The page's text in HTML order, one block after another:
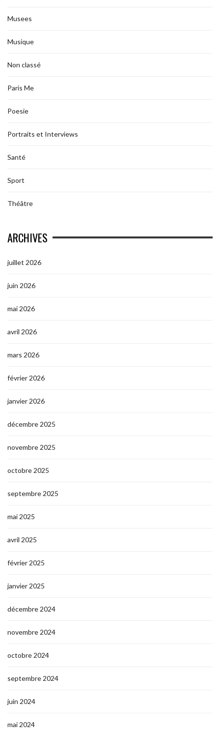
Musees
Musique
Non classé
Paris Me
Poesie
Portraits et Interviews
Santé
Sport
Théâtre
ARCHIVES
juillet 2026
juin 2026
mai 2026
avril 2026
mars 2026
février 2026
janvier 2026
décembre 2025
novembre 2025
octobre 2025
septembre 2025
mai 2025
avril 2025
février 2025
janvier 2025
décembre 2024
novembre 2024
octobre 2024
septembre 2024
juin 2024
mai 2024